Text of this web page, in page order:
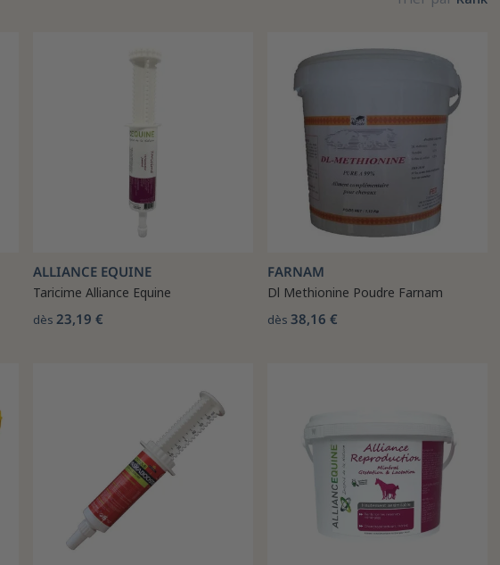
ALLIANCE EQUINE
Taricime Alliance Equine
dès 23,19 €
FARNAM
Dl Methionine Poudre Farnam
dès 38,16 €